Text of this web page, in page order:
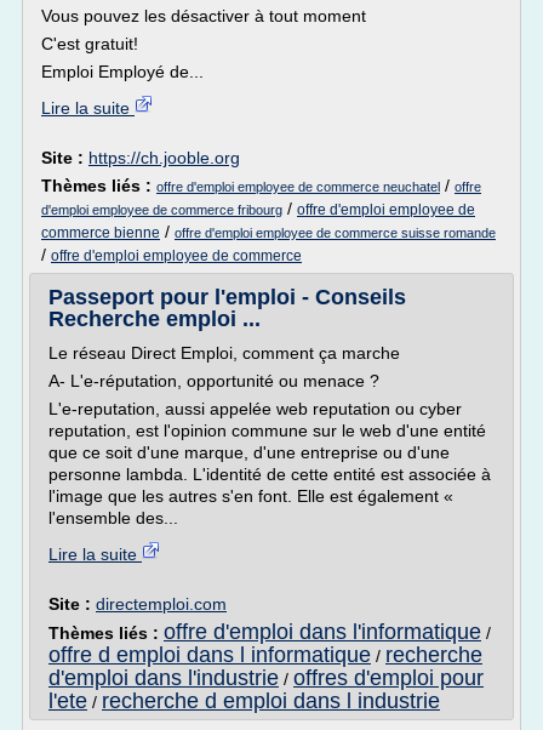
Vous pouvez les désactiver à tout moment
C'est gratuit!
Emploi Employé de...
Lire la suite
Site : https://ch.jooble.org
Thèmes liés : offre d'emploi employee de commerce neuchatel / offre
d'emploi employee de commerce fribourg / offre d'emploi employee de
commerce bienne / offre d'emploi employee de commerce suisse romande
/ offre d'emploi employee de commerce
Passeport pour l'emploi - Conseils
Recherche emploi ...
Le réseau Direct Emploi, comment ça marche
A- L'e-réputation, opportunité ou menace ?
L'e-reputation, aussi appelée web reputation ou cyber
reputation, est l'opinion commune sur le web d'une entité
que ce soit d'une marque, d'une entreprise ou d'une
personne lambda. L'identité de cette entité est associée à
l'image que les autres s'en font. Elle est également «
l'ensemble des...
Lire la suite
Site : directemploi.com
Thèmes liés : offre d'emploi dans l'informatique /
offre d emploi dans l informatique / recherche
d'emploi dans l'industrie / offres d'emploi pour
l'ete / recherche d emploi dans l industrie